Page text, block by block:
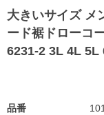
大きいサイズ メ
ード裾ドローコ
6231-2 3L 4L 5L
品番